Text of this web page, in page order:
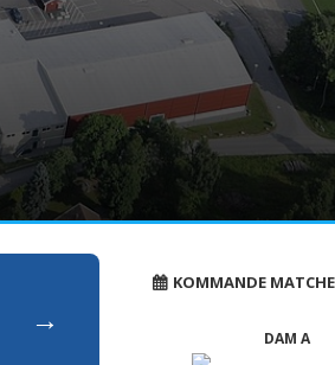
→
KOMMANDE
DAM A